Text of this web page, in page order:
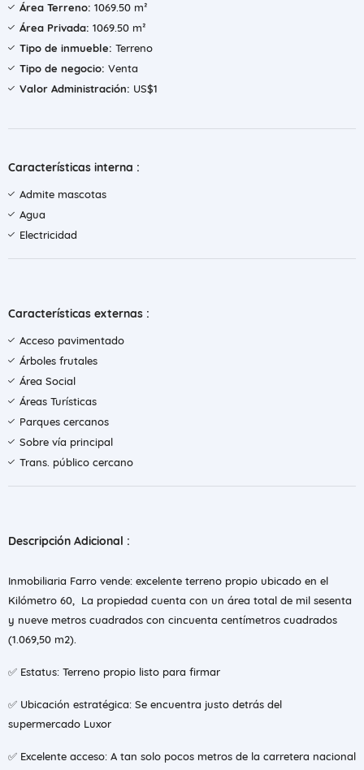
Área Terreno: 1069.50 m²
Área Privada: 1069.50 m²
Tipo de inmueble: Terreno
Tipo de negocio: Venta
Valor Administración: US$1
Características interna :
Admite mascotas
Agua
Electricidad
Características externas :
Acceso pavimentado
Árboles frutales
Área Social
Áreas Turísticas
Parques cercanos
Sobre vía principal
Trans. público cercano
Descripción Adicional :
Inmobiliaria Farro vende: excelente terreno propio ubicado en el
Kilómetro 60, La propiedad cuenta con un área total de mil sesenta
y nueve metros cuadrados con cincuenta centímetros cuadrados
(1.069,50 m2).
✅ Estatus: Terreno propio listo para firmar
✅ Ubicación estratégica: Se encuentra justo detrás del
supermercado Luxor
✅ Excelente acceso: A tan solo pocos metros de la carretera nacional